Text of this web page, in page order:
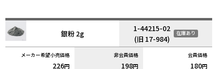
銀粉 2g
1-44215-02
(旧 17-984)
在庫あり
226円 198円 180円